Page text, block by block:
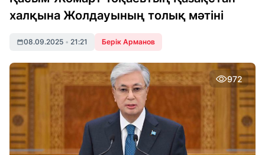
халқына Жолдауының толық мәтіні
08.09.2025 • 21:21 Берік Арманов
972